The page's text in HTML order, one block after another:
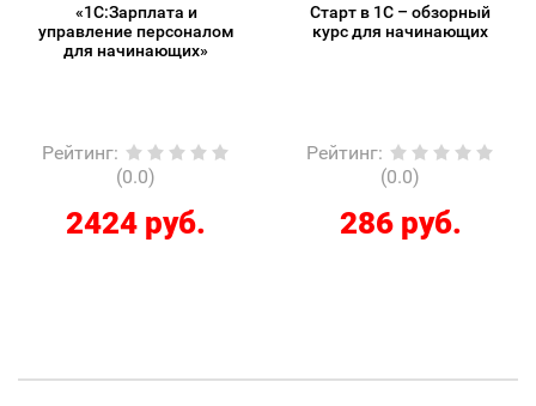
«1С:Зарплата и
управление персоналом
для начинающих»
Рейтинг:
(0.0)
2424 руб.
Старт в 1С – обзорный
курс для начинающих
Рейтинг:
(0.0)
286 руб.